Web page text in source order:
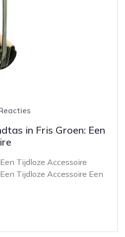
in Fris Groen: Een
Tijdloze Accessoire
Tijdloze Accessoire Een